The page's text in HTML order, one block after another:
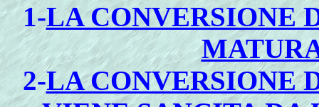
1-LA CONVERSIONE
2-LA CONVERSIONE